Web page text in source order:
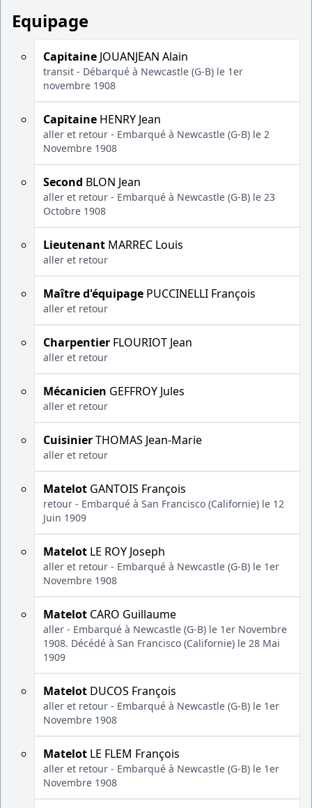
Equipage
Capitaine JOUANJEAN Alain
transit - Débarqué à Newcastle (G-B) le 1er
novembre 1908
Capitaine HENRY Jean
aller et retour - Embarqué à Newcastle (G-B) le 2
Novembre 1908
Second BLON Jean
aller et retour - Embarqué à Newcastle (G-B) le 23
Octobre 1908
Lieutenant MARREC Louis
aller et retour
Maître d'équipage PUCCINELLI François
aller et retour
Charpentier FLOURIOT Jean
aller et retour
Mécanicien GEFFROY Jules
aller et retour
CuisinierTHOMAS Jean-Marie
aller et retour
Matelot GANTOIS François
retour - Embarqué à San Francisco (Californie) le 12
Juin 1909
Matelot LE ROY Joseph
aller et retour - Embarqué à Newcastle (G-B) le 1er
Novembre 1908
Matelot CARO Guillaume
aller - Embarqué à Newcastle (G-B) le 1er Novembre
1908. Décédé à San Francisco (Californie) le 28 Mai
1909
Matelot DUCOS François
aller et retour - Embarqué à Newcastle (G-B) le 1er
Novembre 1908
Matelot LE FLEM François
aller et retour - Embarqué à Newcastle (G-B) le 1er
Novembre 1908